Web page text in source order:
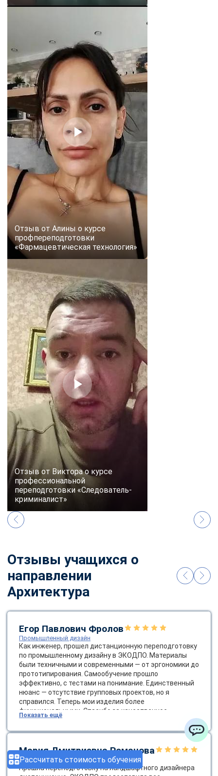
Рассчитать стоимость обучения
Отзыв от Алины о курсе
профпереподготовки
«Фармацевтическая технология»
Отзыв от Виктора о курсе
профессиональной
переподготовки «Следователь-
криминалист»
Отзывы учащихся о
направлении
Архитектура
Егор Павлович Фролов
Промышленный дизайн
Как инженер, прошел дистанционную переподготовку
по промышленному дизайну в ЭКОДПО. Материалы
были техничными и современными — от эргономики до
прототипирования. Самообучение прошло
эффективно, с тестами на понимание. Единственный
нюанс — отсутствие групповых проектов, но я
справился. Теперь мои изделия более
функциональными. Спасибо за качественное
образование! Было бы круто ввести групповые
онлайн-проекты.
Показать ещё
Мария Дмитриевна Романова
Ландшафтный дизайнер
Прошла переподготовку на ландшафтного дизайнера
ChatApp
online
Мессенджеры
Свяжитесь с нами через любой удобный мессенджер!
Telegram WhatsApp
Vkontakte
Max